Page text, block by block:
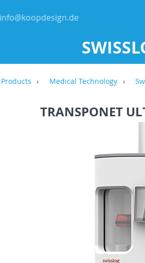
info@koopdesign.de
Products Medical Technology
TRANSPONET